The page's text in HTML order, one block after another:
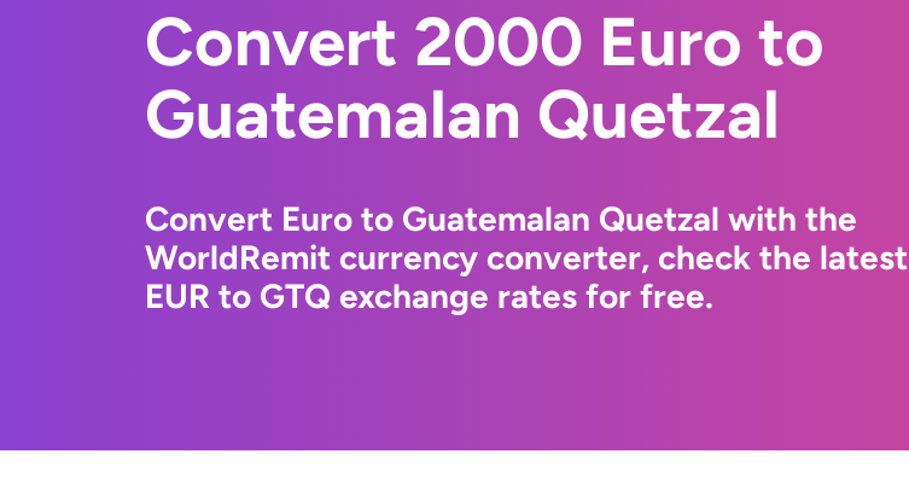
Convert 2000 Euro to
Guatemalan Quetzal
Convert Euro to Guatemalan Quetzal with the
WorldRemit currency converter, check the latest
EUR to GTQ exchange rates for free.